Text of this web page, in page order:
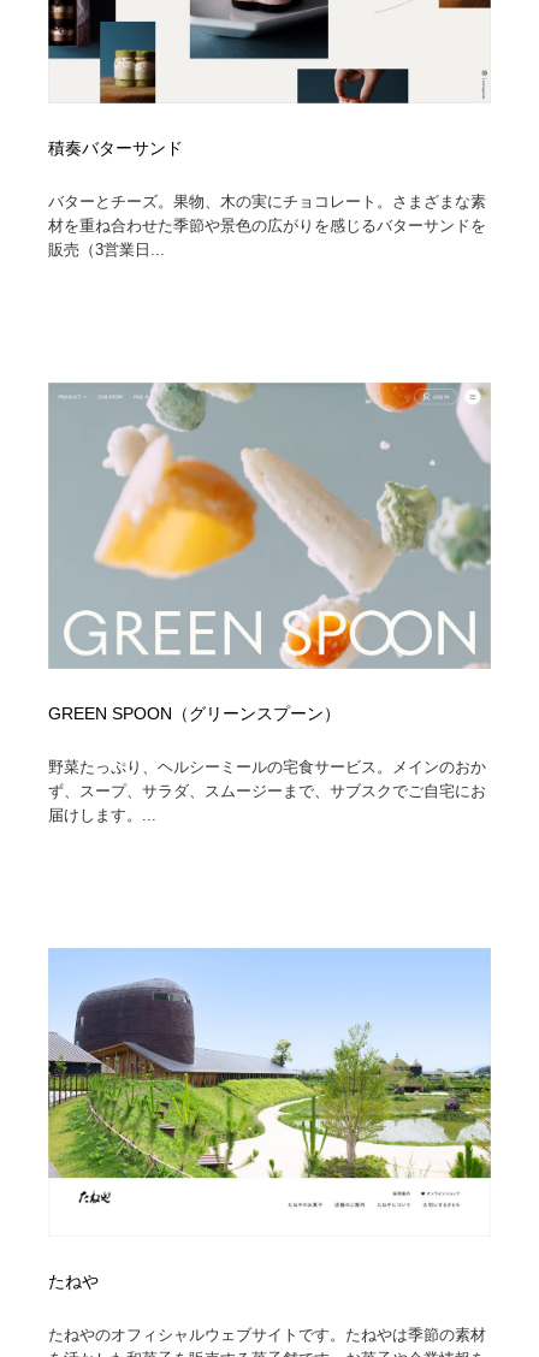
積奏バターサンド
バターとチーズ。果物、木の実にチョコレート。さまざまな素
材を重ね合わせた季節や景色の広がりを感じるバターサンドを
販売（3営業日...
GREEN SPOON（グリーンスプーン）
野菜たっぷり、ヘルシーミールの宅食サービス。メインのおか
ず、スープ、サラダ、スムージーまで、サブスクでご自宅にお
届けします。...
たねや
たねやのオフィシャルウェブサイトです。たねやは季節の素材